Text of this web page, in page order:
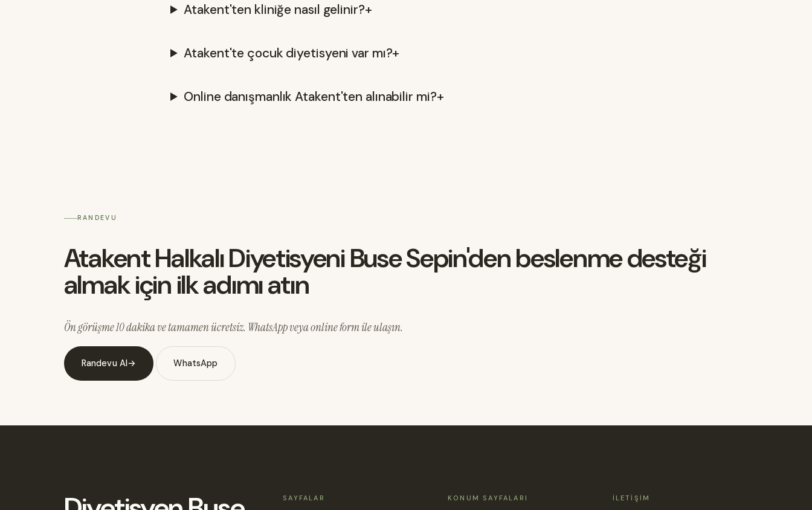
Atakent'ten kliniğe nasıl gelinir?+
Atakent'te çocuk diyetisyeni var mı?+
Online danışmanlık Atakent'ten alınabilir mi?+
RANDEVU
Atakent Halkalı Diyetisyeni Buse Sepin'den beslenme desteği
almak için ilk adımı atın
Ön görüşme 10 dakika ve tamamen ücretsiz. WhatsApp veya online form ile ulaşın.
Randevu Al → WhatsApp
SAYFALAR KONUM SAYFALARI İLETIŞIM